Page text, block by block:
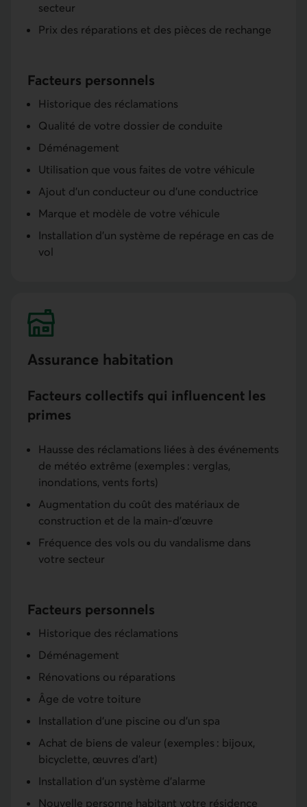
secteur
Prix des réparations et des pièces de rechange
Facteurs personnels
Historique des réclamations
Qualité de votre dossier de conduite
Déménagement
Utilisation que vous faites de votre véhicule
Ajout d’un conducteur ou d’une conductrice
Marque et modèle de votre véhicule
Installation d’un système de repérage en cas de
vol
Assurance habitation
Facteurs collectifs qui influencent les
primes
Hausse des réclamations liées à des événements
de météo extrême (exemples : verglas,
inondations, vents forts)
Augmentation du coût des matériaux de
construction et de la main-d’œuvre
Fréquence des vols ou du vandalisme dans
votre secteur
Facteurs personnels
Historique des réclamations
Déménagement
Rénovations ou réparations
Âge de votre toiture
Installation d’une piscine ou d’un spa
Achat de biens de valeur (exemples : bijoux,
bicyclette, œuvres d’art)
Installation d’un système d’alarme
Nouvelle personne habitant votre résidence